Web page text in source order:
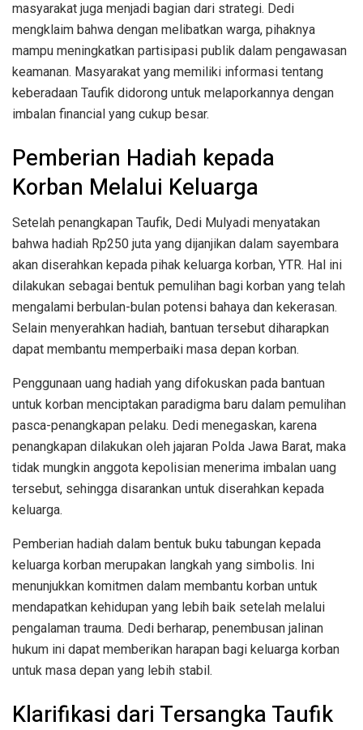
masyarakat juga menjadi bagian dari strategi. Dedi
mengklaim bahwa dengan melibatkan warga, pihaknya
mampu meningkatkan partisipasi publik dalam pengawasan
keamanan. Masyarakat yang memiliki informasi tentang
keberadaan Taufik didorong untuk melaporkannya dengan
imbalan financial yang cukup besar.
Pemberian Hadiah kepada
Korban Melalui Keluarga
Setelah penangkapan Taufik, Dedi Mulyadi menyatakan
bahwa hadiah Rp250 juta yang dijanjikan dalam sayembara
akan diserahkan kepada pihak keluarga korban, YTR. Hal ini
dilakukan sebagai bentuk pemulihan bagi korban yang telah
mengalami berbulan-bulan potensi bahaya dan kekerasan.
Selain menyerahkan hadiah, bantuan tersebut diharapkan
dapat membantu memperbaiki masa depan korban.
Penggunaan uang hadiah yang difokuskan pada bantuan
untuk korban menciptakan paradigma baru dalam pemulihan
pasca-penangkapan pelaku. Dedi menegaskan, karena
penangkapan dilakukan oleh jajaran Polda Jawa Barat, maka
tidak mungkin anggota kepolisian menerima imbalan uang
tersebut, sehingga disarankan untuk diserahkan kepada
keluarga.
Pemberian hadiah dalam bentuk buku tabungan kepada
keluarga korban merupakan langkah yang simbolis. Ini
menunjukkan komitmen dalam membantu korban untuk
mendapatkan kehidupan yang lebih baik setelah melalui
pengalaman trauma. Dedi berharap, penembusan jalinan
hukum ini dapat memberikan harapan bagi keluarga korban
untuk masa depan yang lebih stabil.
Klarifikasi dari Tersangka Taufik